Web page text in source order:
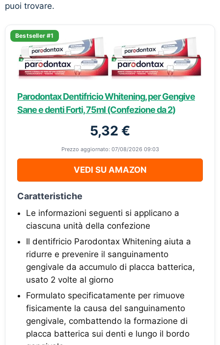
puoi trovare.
Bestseller #1
Parodontax Dentifricio Whitening, per Gengive
Sane e denti Forti, 75ml (Confezione da 2)
5,32 €
Prezzo aggiornato: 07/08/2026 09:03
VEDI SU AMAZON
Caratteristiche
Le informazioni seguenti si applicano a
ciascuna unità della confezione
Il dentifricio Parodontax Whitening aiuta a
ridurre e prevenire il sanguinamento
gengivale da accumulo di placca batterica,
usato 2 volte al giorno
Formulato specificatamente per rimuove
fisicamente la causa del sanguinamento
gengivale, combattendo la formazione di
placca batterica sui denti e lungo il bordo